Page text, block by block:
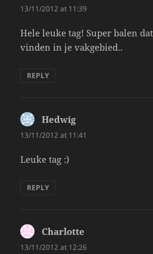
13/11/2012 at 11:39
Hele leuke tag! Super balen
vinden in je vakgebied..
REPLY
Hedwigsays:
13/11/2012 at 11:41
Leuke tag :)
REPLY
Charlotte
13/11/2012 at 12:26